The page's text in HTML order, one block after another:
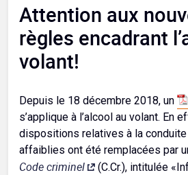
Attention aux
règles encadrant
volant!
Depuis le 18 décembre 2018, un
s’applique à l’alcool au volant. En
dispositions relatives à la
affaiblies ont été remplacées par
Code criminel
(C.Cr.), intitulée